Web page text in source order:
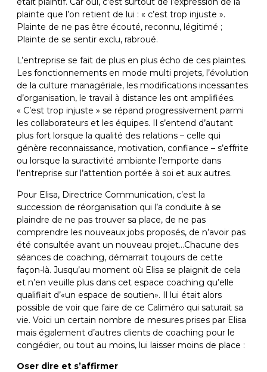
plainte que l’on retient de lui : « c’est trop injuste ».
Plainte de ne pas être écouté, reconnu, légitimé ;
Plainte de se sentir exclu, rabroué.
L’entreprise se fait de plus en plus écho de ces plaintes.
Les fonctionnements en mode multi projets, l’évolution
de la culture managériale, les modifications incessantes
d’organisation, le travail à distance les ont amplifiées.
« C’est trop injuste » se répand progressivement parmi
les collaborateurs et les équipes. Il s’entend d’autant
plus fort lorsque la qualité des relations – celle qui
génère reconnaissance, motivation, confiance – s’effrite
ou lorsque la suractivité ambiante l’emporte dans
l’entreprise sur l’attention portée à soi et aux autres.
Pour Elisa, Directrice Communication, c’est la
succession de réorganisation qui l’a conduite à se
plaindre de ne pas trouver sa place, de ne pas
comprendre les nouveaux jobs proposés, de n’avoir pas
été consultée avant un nouveau projet…Chacune des
séances de coaching, démarrait toujours de cette
façon-là. Jusqu’au moment où Elisa se plaignit de cela
et n’en veuille plus dans cet espace coaching qu’elle
qualifiait d’«un espace de soutien». Il lui était alors
possible de voir que faire de ce Caliméro qui saturait sa
vie. Voici un certain nombre de mesures prises par Elisa
mais également d’autres clients de coaching pour le
congédier, ou tout au moins, lui laisser moins de place :
Oser dire et s’affirmer